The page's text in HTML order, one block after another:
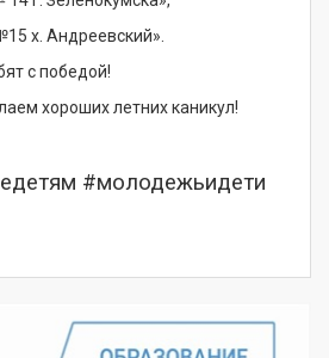
х. Андреевский».
с победой!
хороших летних каникул!
#молодежьидети